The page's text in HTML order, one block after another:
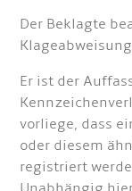
Der Beklagte
Er ist der
vorliege, dass
oder diesem
registriert